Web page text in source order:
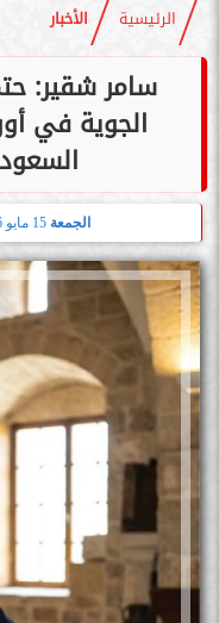
الرئيسية الأخبار
سامر شقير:
الجوية في
الجمعة